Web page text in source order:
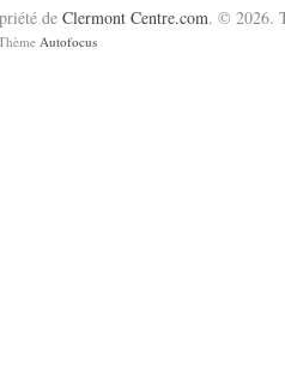
de Clermont Centre.com. © 2026.
Autofocus